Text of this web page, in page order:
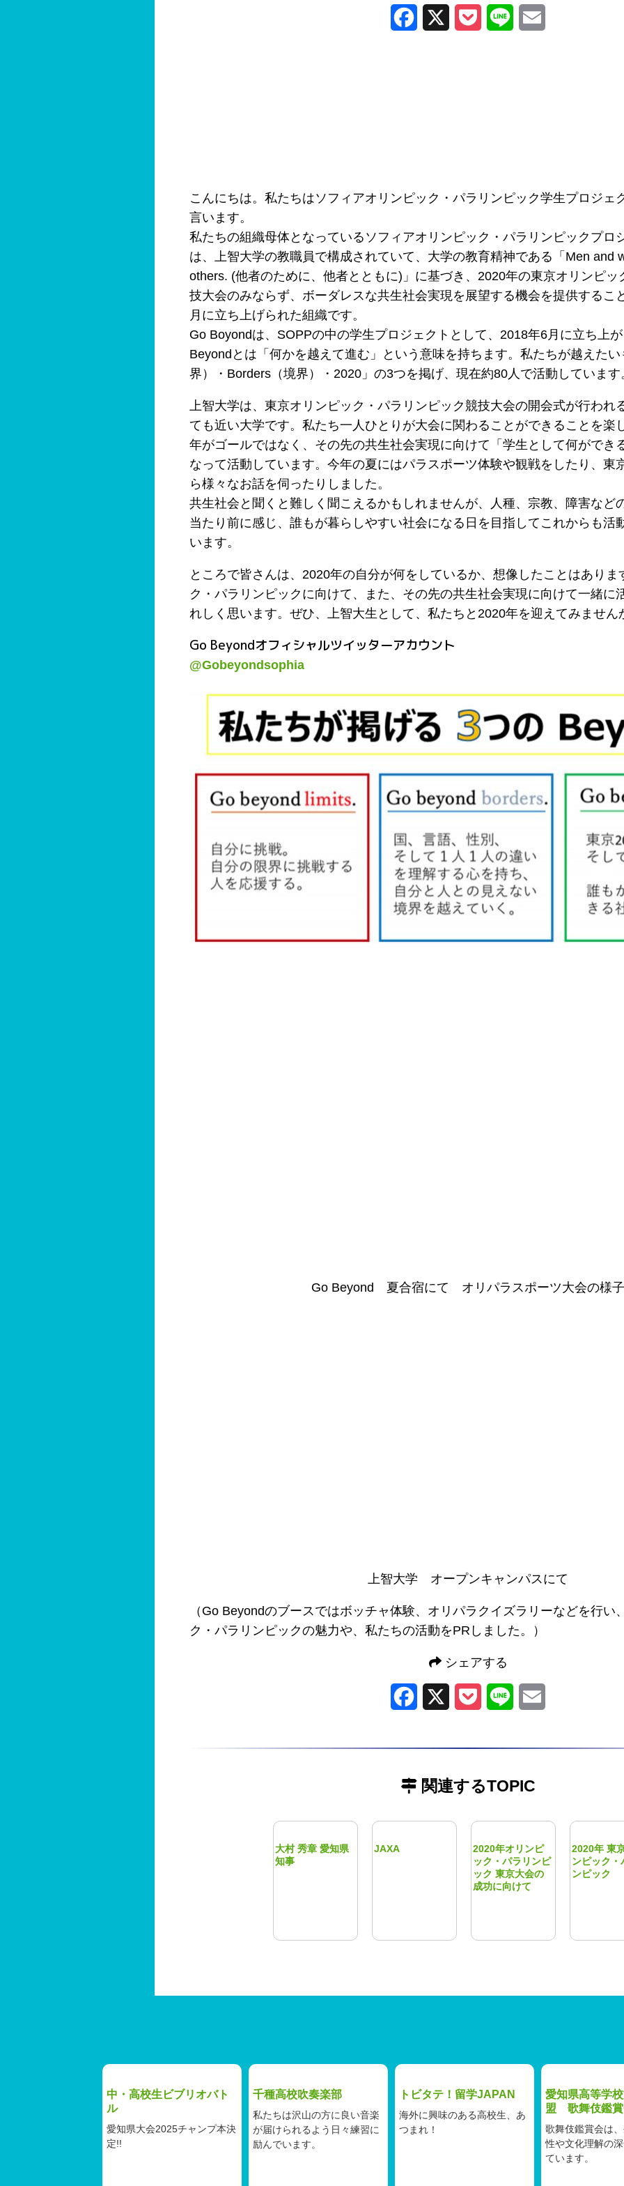
Facebook Pocket Line
こんにちは。私たちはソフィアオリンピック・パラリンピック学生プロジェ
言います。
私たちの組織母体となっているソフィアオリンピック・パラリンピックプロ
は、上智大学の教職員で構成されていて、大学の教育精神である「Men and
others. (他者のために、他者とともに)」に基づき、2020年の東京オリンピッ
技大会のみならず、ボーダレスな共生社会実現を展望する機会を提供するこ
月に立ち上げられた組織です。
Go Boyondは、SOPPの中の学生プロジェクトとして、2018年6月に立ち上
Beyondとは「何かを越えて進む」という意味を持ちます。私たちが越えた
界）・Borders（境界）・2020」の3つを掲げ、現在約80人で活動しています
上智大学は、東京オリンピック・パラリンピック競技大会の開会式が行われ
ても近い大学です。私たち一人ひとりが大会に関わることができることを楽
年がゴールではなく、その先の共生社会実現に向けて「学生として何ができ
なって活動しています。今年の夏にはパラスポーツ体験や観戦をしたり、東
ら様々なお話を伺ったりしました。
共生社会と聞くと難しく聞こえるかもしれませんが、人種、宗教、障害など
当たり前に感じ、誰もが暮らしやすい社会になる日を目指してこれからも活
います。
ところで皆さんは、2020年の自分が何をしているか、想像したことはあり
ク・パラリンピックに向けて、また、その先の共生社会実現に向けて一緒に
れしく思います。ぜひ、上智大生として、私たちと2020年を迎えてみません
Go Beyondオフィシャルツイッターアカウント
@Gobeyondsophia
Go Beyond 夏合宿にて オリパラスポーツ大会の様子
上智大学 オープンキャンパスにて
（Go Beyondのブースではボッチャ体験、オリパラクイズラリーなどを行い
ク・パラリンピックの魅力や、私たちの活動をPRしました。）
シェアする
Facebook Pocket Line
関連するTOPIC
大村 秀章 愛知県
知事
JAXA
2020年オリンピ
ック・パラリンピ
ック 東京大会の
成功に向けて
2020年 東
ンピック・
ンピック
中・高校生ビブリオバト
ル
愛知県大会2025チャンプ本決
定!!
千種高校吹奏楽部
私たちは沢山の方に良い音楽
が届けられるよう日々練習に
励んでいます。
トビタテ！留学JAPAN
海外に興味のある高校生、あ
つまれ！
愛知県高等学
盟 歌舞伎鑑
歌舞伎鑑賞会は
性や文化理解の
ています。